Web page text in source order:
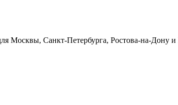
Москвы, Санкт-Петербурга, Ростова-на-Дону и